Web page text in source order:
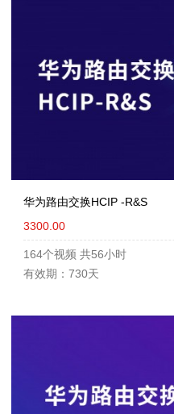
华为路由交换HCIP -R&S
3300.00
164个视频 共56小时
有效期：730天